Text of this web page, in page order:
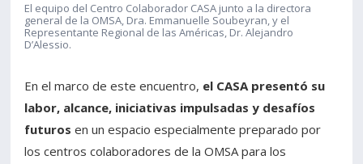
El equipo del Centro Colaborador CASA junto a la directora
general de la OMSA, Dra. Emmanuelle Soubeyran, y el
Representante Regional de las Américas, Dr. Alejandro
D’Alessio.
En el marco de este encuentro, el CASA presentó su
labor, alcance, iniciativas impulsadas y desafíos
futuros en un espacio especialmente preparado por
los centros colaboradores de la OMSA para los